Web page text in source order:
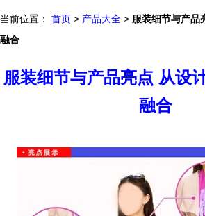
当前位置： 首页 > 产品大全 > 服装细节与产品
融合
服装细节与产品亮点 从设
融合